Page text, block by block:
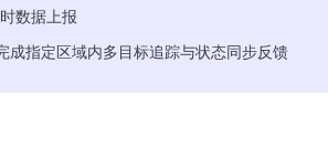
数据上报
成指定区域内多目标追踪与状态同步反馈